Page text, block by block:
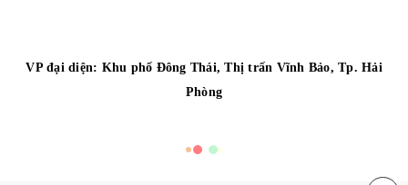
VP đại diện: Khu phố Đông Thái, Thị trấn Vĩnh Bảo, Tp. Hải
Phòng